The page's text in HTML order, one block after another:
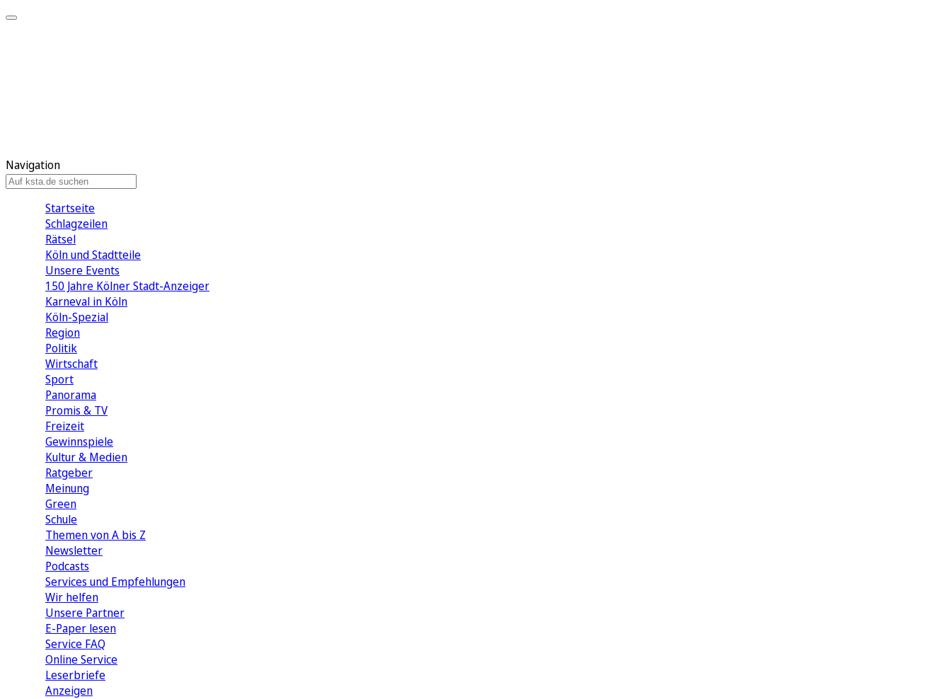
Navigation
Startseite
Schlagzeilen
Rätsel
Köln und Stadtteile
Unsere Events
150 Jahre Kölner Stadt-Anzeiger
Karneval in Köln
Köln-Spezial
Region
Politik
Wirtschaft
Sport
Panorama
Promis & TV
Freizeit
Gewinnspiele
Kultur & Medien
Ratgeber
Meinung
Green
Schule
Themen von A bis Z
Newsletter
Podcasts
Services und Empfehlungen
Wir helfen
Unsere Partner
E-Paper lesen
Service FAQ
Online Service
Leserbriefe
Anzeigen